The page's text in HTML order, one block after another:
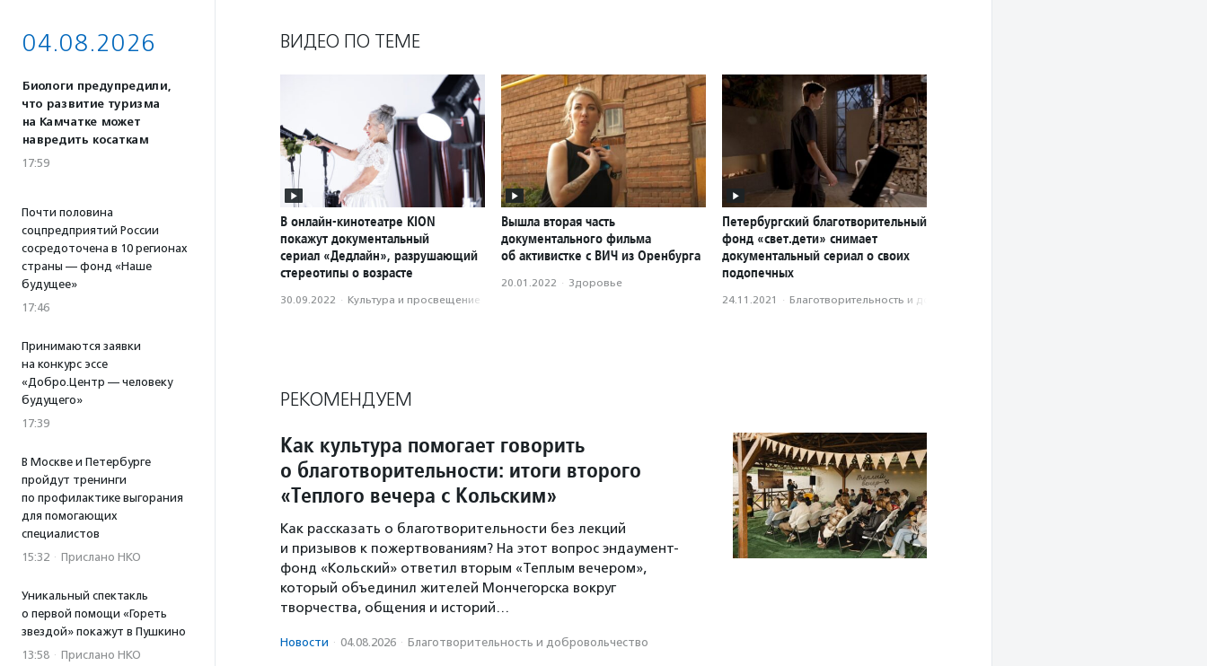
04.08.2026
Биологи предупредили,
что развитие туризма
на Камчатке может
навредить косаткам
17:59
Почти половина
соцпредприятий России
сосредоточена в 10 регионах
страны — фонд «Наше
будущее»
17:46
Принимаются заявки
на конкурс эссе
«Добро.Центр — человеку
будущего»
17:39
В Москве и Петербурге
пройдут тренинги
по профилактике выгорания
для помогающих
специалистов
15:32 · Прислано НКО
Уникальный спектакль
о первой помощи «Гореть
звездой» покажут в Пушкино
13:58 · Прислано НКО
ВИДЕО ПО ТЕМЕ
В онлайн-кинотеатре KION
покажут документальный
сериал «Дедлайн», разрушающий
стереотипы о возрасте
30.09.2022 · Культура и просвещение
Вышла вторая часть
документального фильма
об активистке с ВИЧ из Оренбурга
20.01.2022 · Здоровье
Петербургский благотворительный
фонд «свет.дети» снимает
документальный сериал о своих
подопечных
24.11.2021 · Благотвори­тель­ность и доброволь­чест­во
РЕКОМЕНДУЕМ
Как культура помогает говорить
о благотворительности: итоги второго
«Теплого вечера с Кольским»
Как рассказать о благотворительности без лекций
и призывов к пожертвованиям? На этот вопрос эндаумент-
фонд «Кольский» ответил вторым «Теплым вечером»,
который объединил жителей Мончегорска вокруг
творчества, общения и историй…
Новости · 04.08.2026 · Благотвори­тель­ность и доброволь­чест­во